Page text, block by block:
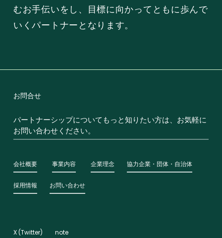
むお手伝いをし、目標に向かってともに歩んで
いくパートナーとなります。
お問合せ
パートナーシップについてもっと知りたい方は、お気軽に
お問い合わせください。
会社概要 事業内容 企業理念 協力企業・団体・自治体
採用情報 お問い合わせ
X (Twitter) note